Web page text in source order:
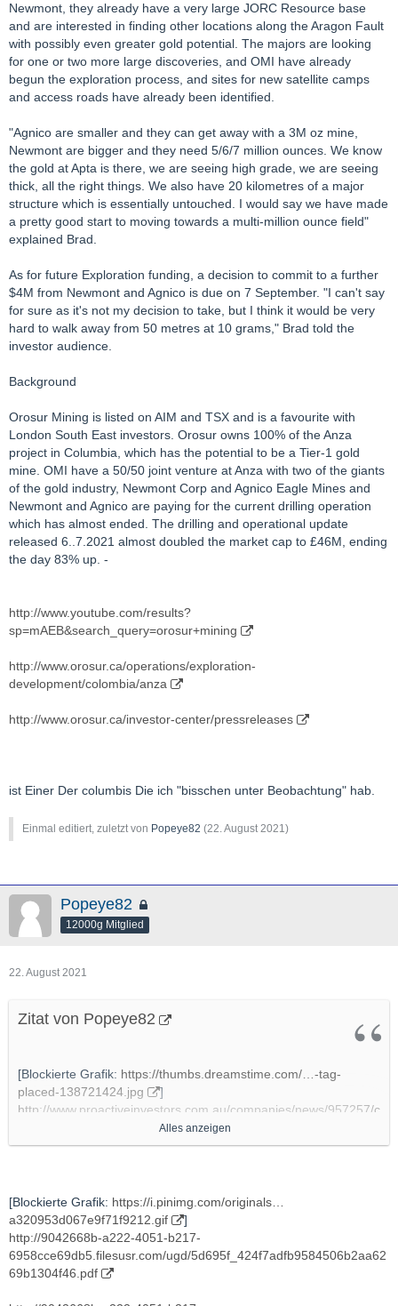
Newmont, they already have a very large JORC Resource base
and are interested in finding other locations along the Aragon Fault
with possibly even greater gold potential. The majors are looking
for one or two more large discoveries, and OMI have already
begun the exploration process, and sites for new satellite camps
and access roads have already been identified.
"Agnico are smaller and they can get away with a 3M oz mine,
Newmont are bigger and they need 5/6/7 million ounces. We know
the gold at Apta is there, we are seeing high grade, we are seeing
thick, all the right things. We also have 20 kilometres of a major
structure which is essentially untouched. I would say we have made
a pretty good start to moving towards a multi-million ounce field"
explained Brad.
As for future Exploration funding, a decision to commit to a further
$4M from Newmont and Agnico is due on 7 September. "I can't say
for sure as it's not my decision to take, but I think it would be very
hard to walk away from 50 metres at 10 grams," Brad told the
investor audience.
Background
Orosur Mining is listed on AIM and TSX and is a favourite with
London South East investors. Orosur owns 100% of the Anza
project in Columbia, which has the potential to be a Tier-1 gold
mine. OMI have a 50/50 joint venture at Anza with two of the giants
of the gold industry, Newmont Corp and Agnico Eagle Mines and
Newmont and Agnico are paying for the current drilling operation
which has almost ended. The drilling and operational update
released 6..7.2021 almost doubled the market cap to £46M, ending
the day 83% up. -
http://www.youtube.com/results?
sp=mAEB&search_query=orosur+mining
http://www.orosur.ca/operations/exploration-
development/colombia/anza
http://www.orosur.ca/investor-center/pressreleases
ist Einer Der columbis Die ich "bisschen unter Beobachtung" hab.
Einmal editiert, zuletzt von Popeye82 (22. August 2021)
Popeye82
12000g Mitglied
22. August 2021
Zitat von Popeye82
[Blockierte Grafik: https://thumbs.dreamstime.com/…-tag-
placed-138721424.jpg
]
http://www.proactiveinvestors.com.au/companies/news/957257/c
offee-with-samso-the-real-value-of-blackstone-minerals-
957257.html
- Chapters
00:00 Introduction
01:24 How is the business going?
Alles anzeigen
[Blockierte Grafik: https://i.pinimg.com/originals…
a320953d067e9f71f9212.gif
]
http://9042668b-a222-4051-b217-
6958cce69db5.filesusr.com/ugd/5d695f_424f7adfb9584506b2aa62
69b1304f46.pdf